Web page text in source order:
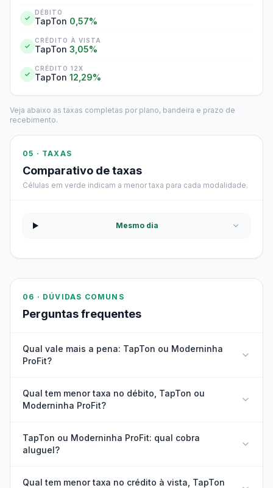
DÉBITO
TapTon 0,57%
CRÉDITO À VISTA
TapTon 3,05%
CRÉDITO 12X
TapTon 12,29%
Veja abaixo as taxas completas por plano, bandeira e prazo de
recebimento.
05 · TAXAS
Comparativo de taxas
Células em verde indicam a menor taxa para cada modalidade.
Mesmo dia
06 · DÚVIDAS COMUNS
Perguntas frequentes
Qual vale mais a pena: TapTon ou Moderninha
ProFit?
Qual tem menor taxa no débito, TapTon ou
Moderninha ProFit?
TapTon ou Moderninha ProFit: qual cobra
aluguel?
Qual tem menor taxa no crédito à vista, TapTon